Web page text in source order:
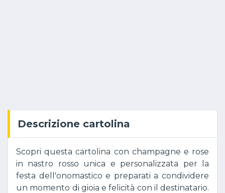
Descrizione cartolina
Scopri questa cartolina con champagne e rose
in nastro rosso unica e personalizzata per la
festa dell'onomastico e preparati a condividere
un momento di gioia e felicità con il destinatario.